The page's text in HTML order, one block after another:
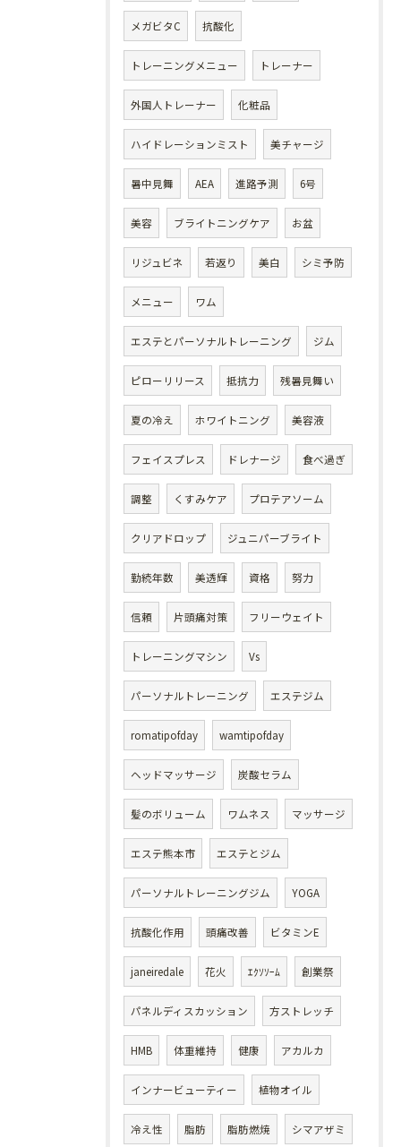
メガビタC 抗酸化
トレーニングメニュー トレーナー
外国人トレーナー 化粧品
ハイドレーションミスト 美チャージ
暑中見舞 AEA 進路予測 6号
美容 ブライトニングケア お盆
リジュビネ 若返り 美白 シミ予防
メニュー ワム
エステとパーソナルトレーニング ジム
ピローリリース 抵抗力 残暑見舞い
夏の冷え ホワイトニング 美容液
フェイスプレス ドレナージ 食べ過ぎ
調整 くすみケア プロテアソーム
クリアドロップ ジュニパーブライト
勤続年数 美透輝 資格 努力
信頼 片頭痛対策 フリーウェイト
トレーニングマシン Vs
パーソナルトレーニング エステジム
romatipofday wamtipofday
ヘッドマッサージ 炭酸セラム
髪のボリューム ワムネス マッサージ
エステ熊本市 エステとジム
パーソナルトレーニングジム YOGA
抗酸化作用 頭痛改善 ビタミンE
janeiredale 花火 ｴｸｿｿｰﾑ 創業祭
パネルディスカッション 方ストレッチ
HMB 体重維持 健康 アカルカ
インナービューティー 植物オイル
冷え性 脂肪 脂肪燃焼 シマアザミ